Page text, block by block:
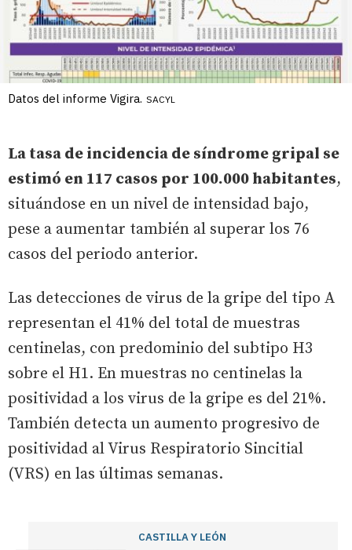
Datos del informe Vigira. SACYL
La tasa de incidencia de síndrome gripal se
estimó en 117 casos por 100.000 habitantes,
situándose en un nivel de intensidad bajo,
pese a aumentar también al superar los 76
casos del periodo anterior.
Las detecciones de virus de la gripe del tipo A
representan el 41% del total de muestras
centinelas, con predominio del subtipo H3
sobre el H1. En muestras no centinelas la
positividad a los virus de la gripe es del 21%.
También detecta un aumento progresivo de
positividad al Virus Respiratorio Sincitial
(VRS) en las últimas semanas.
CASTILLA Y LEÓN